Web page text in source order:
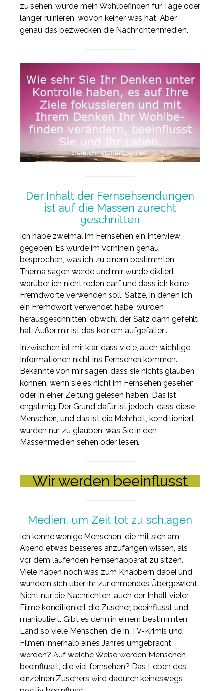
zu sehen, würde mein Wohlbefinden für Tage oder
länger ruinieren, wovon keiner was hat. Aber
genau das bezwecken die Nachrichtenmedien.
Der Inhalt der Fernsehsendungen
ist auf die Massen zurecht
geschnitten
Ich habe zweimal im Fernsehen ein Interview
gegeben. Es wurde im Vorhinein genau
besprochen, was ich zu einem bestimmten
Thema sagen werde und mir wurde diktiert,
worüber ich nicht reden darf und dass ich keine
Fremdworte verwenden soll. Sätze, in denen ich
ein Fremdwort verwendet habe, wurden
herausgeschnitten, obwohl der Satz dann gefehlt
hat. Außer mir ist das keinem aufgefallen.
Inzwischen ist mir klar, dass viele, auch wichtige
Informationen nicht ins Fernsehen kommen.
Bekannte von mir sagen, dass sie nichts glauben
können, wenn sie es nicht im Fernsehen gesehen
oder in einer Zeitung gelesen haben. Das ist
engstirnig. Der Grund dafür ist jedoch, dass diese
Menschen, und das ist die Mehrheit, konditioniert
wurden nur zu glauben, was Sie in den
Massenmedien sehen oder lesen.
Wir werden beeinflusst
Medien, um Zeit tot zu schlagen
Ich kenne wenige Menschen, die mit sich am
Abend etwas besseres anzufangen wissen, als
vor dem laufenden Fernsehapparat zu sitzen.
Viele haben noch was zum Knabbern dabei und
wundern sich über ihr zunehmendes Übergewicht.
Nicht nur die Nachrichten, auch der Inhalt vieler
Filme konditioniert die Zuseher, beeinflusst und
manipuliert. Gibt es denn in einem bestimmten
Land so viele Menschen, die in TV-Krimis und
Filmen innerhalb eines Jahres umgebracht
werden? Auf welche Weise werden Menschen
beeinflusst, die viel fernsehen? Das Leben des
einzelnen Zusehers wird dadurch keineswegs